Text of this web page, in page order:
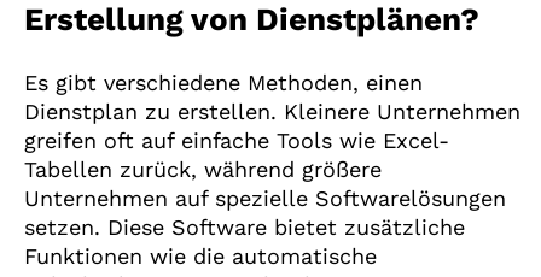
Erstellung von Dienstplänen?
Es gibt verschiedene Methoden, einen
Dienstplan zu erstellen. Kleinere Unternehmen
greifen oft auf einfache Tools wie Excel-
Tabellen zurück, während größere
Unternehmen auf spezielle Softwarelösungen
setzen. Diese Software bietet zusätzliche
Funktionen wie die automatische